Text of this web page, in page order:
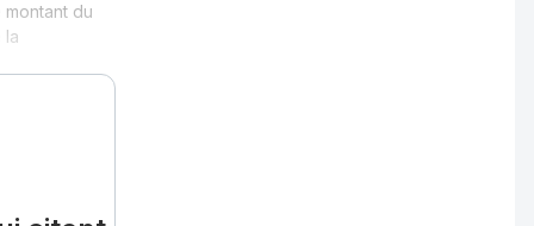
du
la